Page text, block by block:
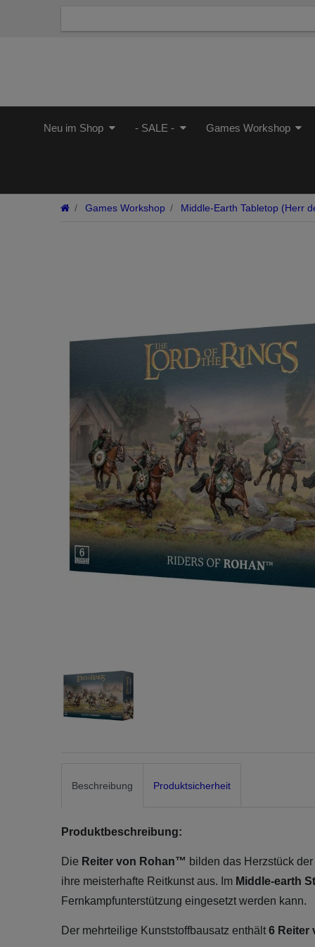
Neu im Shop - SALE - Games Workshop
Games Workshop Middle-Earth Tabletop (Herr
Beschreibung Produktsicherheit
Produktbeschreibung:
Die Reiter von Rohan™ bilden das Herzstück
ihre meisterhafte Reitkunst aus. Im Middle-earth
Fernkampfunterstützung eingesetzt werden kann.
Der mehrteilige Kunststoffbausatz enthält 6 Reiter